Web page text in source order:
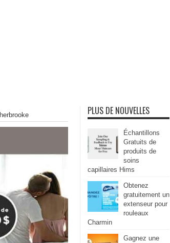
PLUS DE NOUVELLES
Échantillons
Gratuits de
produits de
soins
capillaires Hims
Obtenez
gratuitement un
extenseur pour
rouleaux
Charmin
Gagnez une